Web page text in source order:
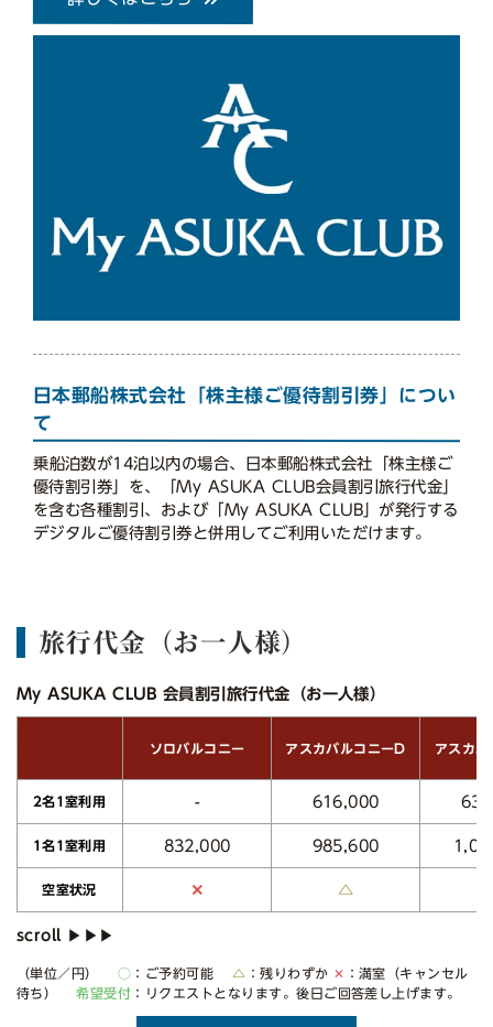
日本郵船株式会社「株主様ご優待割引券」につい
て
乗船泊数が14泊以内の場合、日本郵船株式会社「株主様ご
優待割引券」を、「My ASUKA CLUB会員割引旅行代金」
を含む各種割引、および「My ASUKA CLUB」が発行する
デジタルご優待割引券と併用してご利用いただけます。
旅行代金（お一人様）
My ASUKA CLUB 会員割引旅行代金（お一人様）
ソロバルコニー アスカバルコニーD アスカバ
2名1室利用 - 616,000
1名1室利用 832,000 985,600
空室状況 ✕ △
（単位／円） ○ ：ご予約可能 △ ：残りわずか ✕ ：満室（キャンセル
待ち）希望受付 ：リクエストとなります。後日ご回答差し上げます。